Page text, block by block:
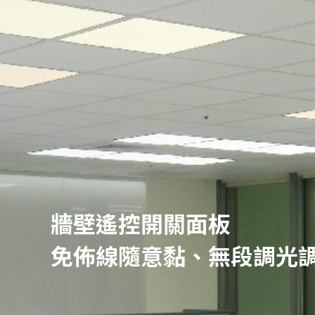
牆壁遙控開關面板
免佈線隨意黏、無段調光